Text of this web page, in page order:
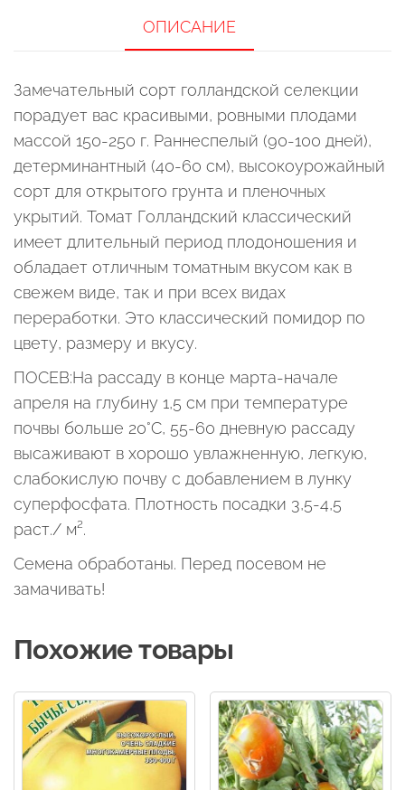
ОПИСАНИЕ
Замечательный сорт голландской селекции
порадует вас красивыми, ровными плодами
массой 150-250 г. Раннеспелый (90-100 дней),
детерминантный (40-60 см), высокоурожайный
сорт для открытого грунта и пленочных
укрытий. Томат Голландский классический
имеет длительный период плодоношения и
обладает отличным томатным вкусом как в
свежем виде, так и при всех видах
переработки. Это классический помидор по
цвету, размеру и вкусу.
ПОСЕВ:На рассаду в конце марта-начале
апреля на глубину 1,5 см при температуре
почвы больше 20°С, 55-60 дневную рассаду
высаживают в хорошо увлажненную, легкую,
слабокислую почву с добавлением в лунку
суперфосфата. Плотность посадки 3,5-4,5
раст./ м².
Семена обработаны. Перед посевом не
замачивать!
Похожие товары